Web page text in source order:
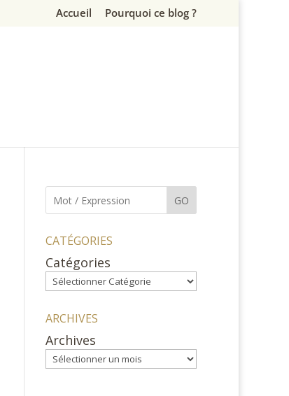
Accueil Pourquoi ce blog ?
GO
CATÉGORIES
Catégories
ARCHIVES
Archives